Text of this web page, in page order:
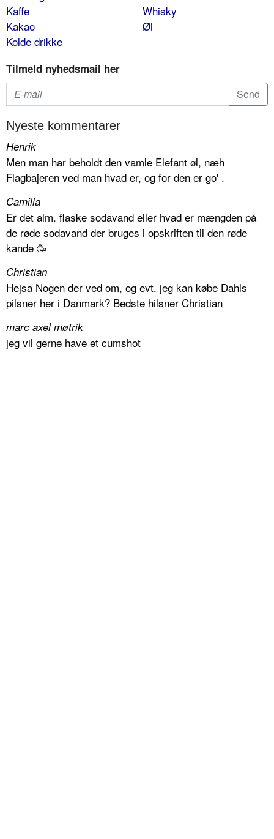
Kaffe
Kakao
Kolde drikke
Whisky
Øl
Tilmeld nyhedsmail her
Nyeste kommentarer
Henrik
Men man har beholdt den vamle Elefant øl, næh
Flagbajeren ved man hvad er, og for den er go' .
Camilla
Er det alm. flaske sodavand eller hvad er mængden på
de røde sodavand der bruges i opskriften til den røde
kande 🥳
Christian
Hejsa Nogen der ved om, og evt. jeg kan købe Dahls
pilsner her i Danmark? Bedste hilsner Christian
marc axel møtrik
jeg vil gerne have et cumshot